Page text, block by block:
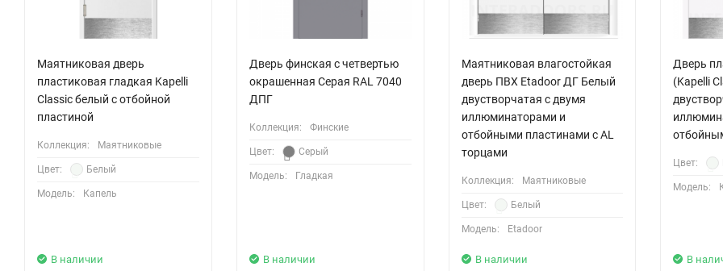
Маятниковая дверь
пластиковая гладкая Kapelli
Classic белый с отбойной
пластиной
Коллекция: Маятниковые
Цвет: Белый
Модель: Капель
В наличии
Дверь финская с четвертью
окрашенная Серая RAL 7040
ДПГ
Коллекция: Финские
Цвет: Серый
Модель: Гладкая
В наличии
Маятниковая влагостойкая
дверь ПВХ Etadoor ДГ Белый
двустворчатая с двумя
иллюминаторами и
отбойными пластинами с AL
торцами
Коллекция: Маятниковые
Цвет: Белый
Модель: Etadoor
В наличии
Дверь
(Kapelli
Цвет:
Модель:
В